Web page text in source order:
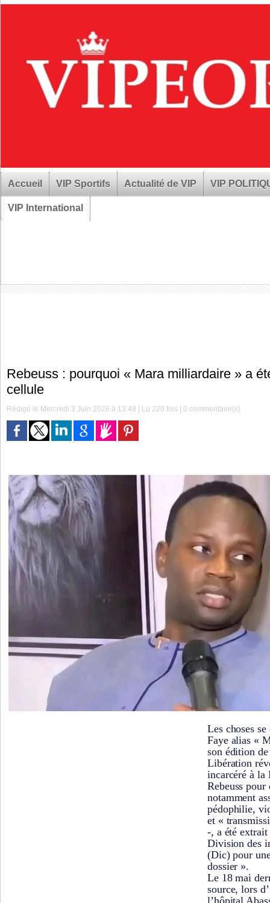
Accueil VIP Sportifs Actualité de VIP VIP
VIP International
Rebeuss : pourquoi « Mara milliardaire » a
cellule
Rédigé le Mercredi 3 Juin 2026 à 13:48 | Lu 220 fois |0 commentaire(s)
Les choses
Faye alias «
son édition
Libération
incarcéré à la
Rebeuss pour
notamment
pédophilie,
et «
-, a été
Division des
(Dic) pour
dossier ».
Le 18 mai
source, lors
l’hôpital